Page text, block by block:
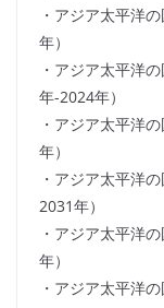
・アジア太平洋
年）
・アジア太平洋
年-2024年）
・アジア太平洋
年）
・アジア太平洋
2031年）
・アジア太平洋
年）
・アジア太平洋